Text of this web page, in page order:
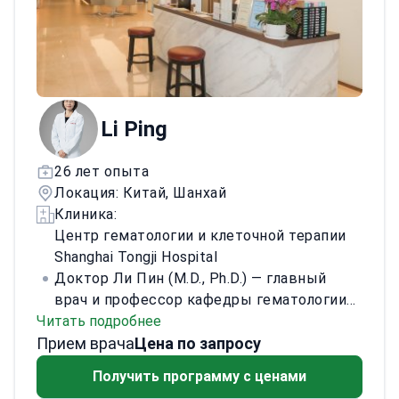
технологиями. Основные направления:
точное лечение трудно поддающихся
лечению внутримозговых кровоизлияний
и черепно‑мозговой травмы,
постинсультного паралича, болезни
Паркинсона и Альцгеймера, повреждений
спинного мозга. Проводит целевые
операции при аутизме. Изучает терапии
стволовыми клетками при
неврологических и аутоиммунных
заболеваниях.
Li Ping
26 лет опыта
Локация: Китай, Шанхай
Клиника:
Центр гематологии и клеточной терапии
Shanghai Tongji Hospital
Доктор Ли Пин (M.D., Ph.D.) — главный
врач и профессор кафедры гематологии
Шанхайской больницы Тунцзи
Медицинской школы Университета
магистрантами и является экспертом по
Читать подробнее
Прием врачаЦена по запросу
Получить программу с ценами